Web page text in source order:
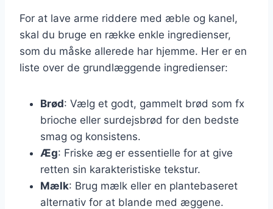
For at lave arme riddere med æble og kanel,
skal du bruge en række enkle ingredienser,
som du måske allerede har hjemme. Her er en
liste over de grundlæggende ingredienser:
Brød: Vælg et godt, gammelt brød som fx
brioche eller surdejsbrød for den bedste
smag og konsistens.
Æg: Friske æg er essentielle for at give
retten sin karakteristiske tekstur.
Mælk: Brug mælk eller en plantebaseret
alternativ for at blande med æggene.